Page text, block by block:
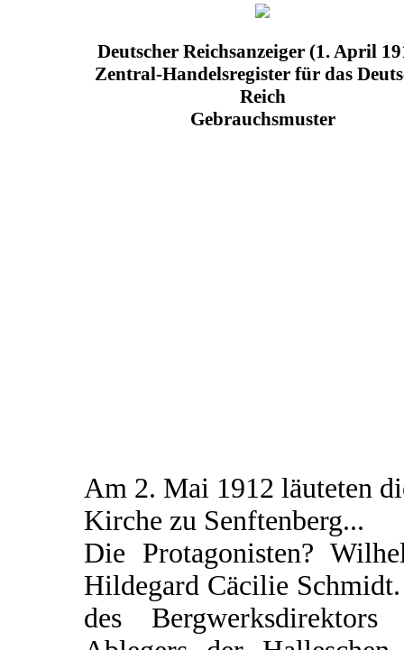
Deutscher Reichsanzeiger (1. April
Zentral-Handelsregister für das
Reich
Gebrauchsmuster
Am 2. Mai 1912 läuteten
Kirche zu Senftenberg...
Die Protagonisten?
Hildegard Cäcilie
des